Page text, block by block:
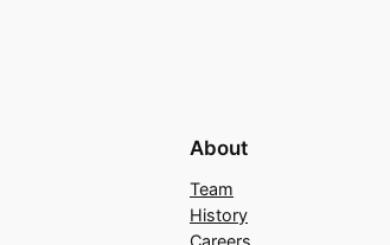
About
Team
History